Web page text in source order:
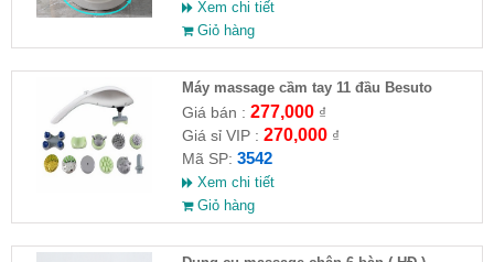
Xem chi tiết
Giỏ hàng
Máy massage cầm tay 11 đầu Besuto
Giá bán : 277,000₫
Giá sỉ VIP : 270,000₫
Mã SP: 3542
Xem chi tiết
Giỏ hàng